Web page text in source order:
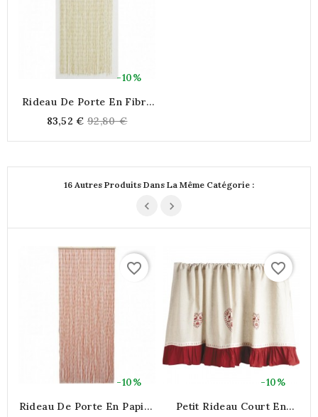
-10%
Rideau De Porte En Fibre
Naturels | Rideau Anti-
Mouche Et Séparation
83,52 € Regular
price
92,80 €
16 Autres Produits Dans La Même Catégorie :
-10%
favorite_border
Rideau De Porte En Papier
-10%
favorite_border
Petit Rideau Court En